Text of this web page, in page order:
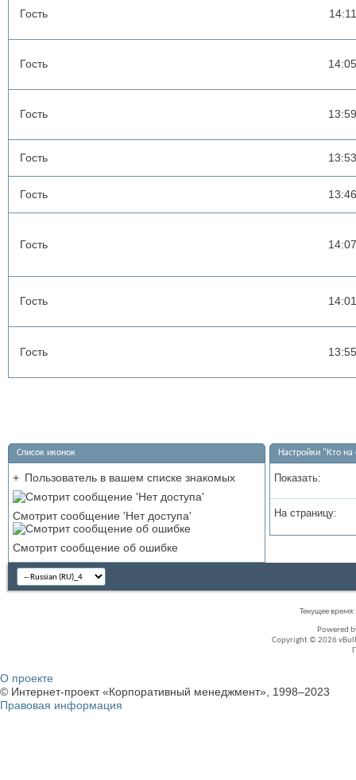
Гость 14:11
Гость 14:05
Гость 13:59
Гость 13:53
Гость 13:46
Гость 14:07
Гость 14:01
Гость 13:55
Список иконок
+ Пользователь в вашем списке знакомых
Смотрит сообщение 'Нет доступа'
Смотрит сообщение об ошибке
Настройки "Кто на
Показать:
На страницу:
Текущее время:
Powered
Copyright © 2026
О проекте
© Интернет-проект «Корпоративный менеджмент», 1998–2023
Правовая информация